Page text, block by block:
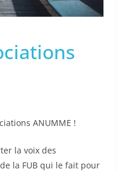
ANUMME !
la voix des
la FUB qui le fait pour